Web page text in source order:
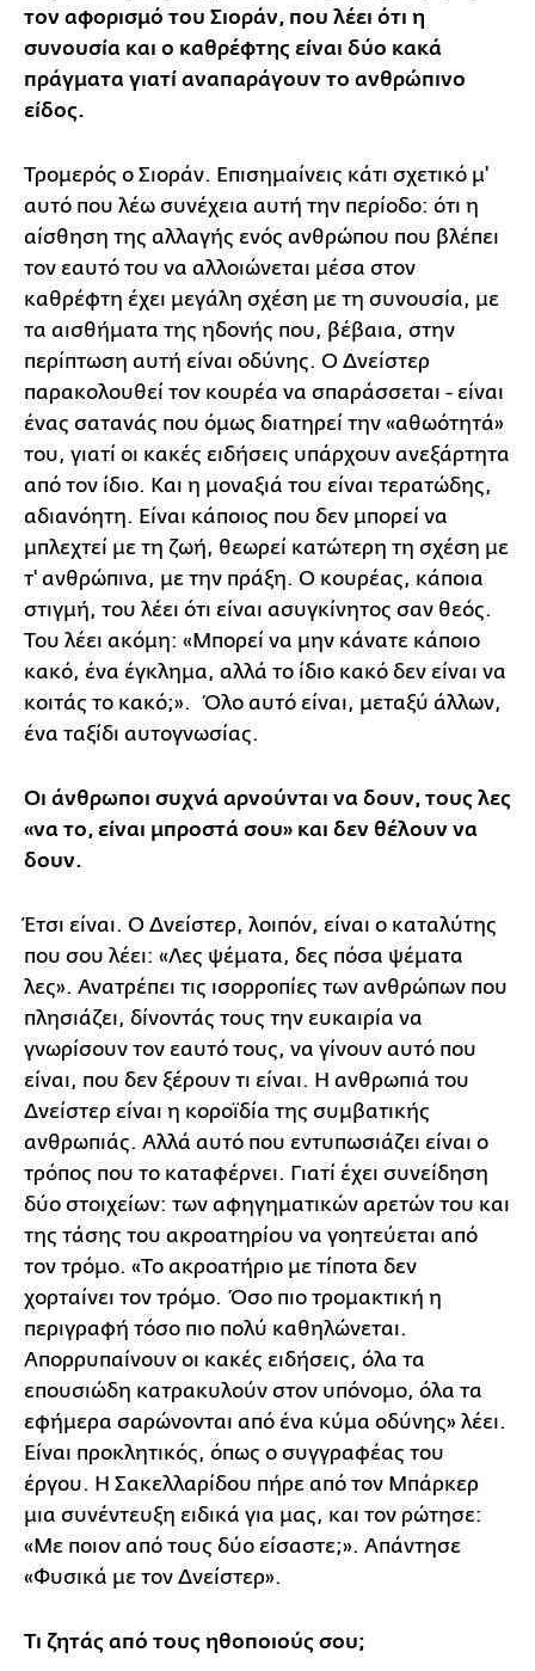
τον αφορισμό τoυ Σιοράν, που λέει ότι η
συνουσία και ο καθρέφτης είναι δύο κακά
πράγματα γιατί αναπαράγουν το ανθρώπινο
είδος.
Τρομερός ο Σιοράν. Επισημαίνεις κάτι σχετικό μ'
αυτό που λέω συνέχεια αυτή την περίοδο: ότι η
αίσθηση της αλλαγής ενός ανθρώπου που βλέπει
τον εαυτό του να αλλοιώνεται μέσα στον
καθρέφτη έχει μεγάλη σχέση με τη συνουσία, με
τα αισθήματα της ηδονής που, βέβαια, στην
περίπτωση αυτή είναι οδύνης. Ο Δνείστερ
παρακολουθεί τον κουρέα να σπαράσσεται - είναι
ένας σατανάς που όμως διατηρεί την «αθωότητά»
του, γιατί οι κακές ειδήσεις υπάρχουν ανεξάρτητα
από τον ίδιο. Και η μοναξιά του είναι τερατώδης,
αδιανόητη. Είναι κάποιος που δεν μπορεί να
μπλεχτεί με τη ζωή, θεωρεί κατώτερη τη σχέση με
τ' ανθρώπινα, με την πράξη. Ο κουρέας, κάποια
στιγμή, του λέει ότι είναι ασυγκίνητος σαν θεός.
Του λέει ακόμη: «Μπορεί να μην κάνατε κάποιο
κακό, ένα έγκλημα, αλλά το ίδιο κακό δεν είναι να
κοιτάς το κακό;». Όλο αυτό είναι, μεταξύ άλλων,
ένα ταξίδι αυτογνωσίας.
Οι άνθρωποι συχνά αρνούνται να δουν, τους λες
«να το, είναι μπροστά σου» και δεν θέλουν να
δουν.
Έτσι είναι. Ο Δνείστερ, λοιπόν, είναι ο καταλύτης
που σου λέει: «Λες ψέματα, δες πόσα ψέματα
λες». Ανατρέπει τις ισορροπίες των ανθρώπων που
πλησιάζει, δίνοντάς τους την ευκαιρία να
γνωρίσουν τον εαυτό τους, να γίνουν αυτό που
είναι, που δεν ξέρουν τι είναι. Η ανθρωπιά του
Δνείστερ είναι η κοροϊδία της συμβατικής
ανθρωπιάς. Αλλά αυτό που εντυπωσιάζει είναι ο
τρόπος που το καταφέρνει. Γιατί έχει συνείδηση
δύο στοιχείων: των αφηγηματικών αρετών του και
της τάσης του ακροατηρίου να γοητεύεται από
τον τρόμο. «Το ακροατήριο με τίποτα δεν
χορταίνει τον τρόμο. Όσο πιο τρομακτική η
περιγραφή τόσο πιο πολύ καθηλώνεται.
Απορρυπαίνουν οι κακές ειδήσεις, όλα τα
επουσιώδη κατρακυλούν στον υπόνομο, όλα τα
εφήμερα σαρώνονται από ένα κύμα οδύνης» λέει.
Είναι προκλητικός, όπως ο συγγραφέας του
έργου. Η Σακελλαρίδου πήρε από τον Μπάρκερ
μια συνέντευξη ειδικά για μας, και τον ρώτησε:
«Με ποιον από τους δύο είσαστε;». Απάντησε
«Φυσικά με τον Δνείστερ».
Τι ζητάς από τους ηθοποιούς σου;